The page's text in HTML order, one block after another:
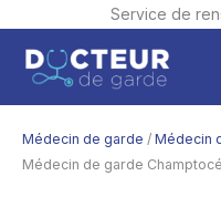
Service de
contenu
Médecin de garde / Médecin
Médecin de garde